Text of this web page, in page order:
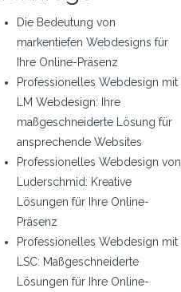
Die Bedeutung von
markentiefen Webdesigns für
Ihre Online-Präsenz
Professionelles Webdesign mit
LM Webdesign: Ihre
maßgeschneiderte Lösung für
ansprechende Websites
Professionelles Webdesign von
Luderschmid: Kreative
Lösungen für Ihre Online-
Präsenz
Professionelles Webdesign mit
LSC: Maßgeschneiderte
Lösungen für Ihre Online-